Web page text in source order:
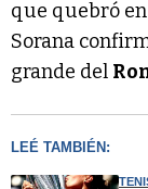
que quebró
Sorana
grande del
LEÉ TAMBIÉN: